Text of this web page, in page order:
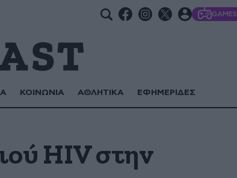
GAMES
ΚΟΙΝΩΝΙΑ ΑΘΛΗΤΙΚΑ ΕΦΗΜΕΡΙΔΕΣ
HIV στην